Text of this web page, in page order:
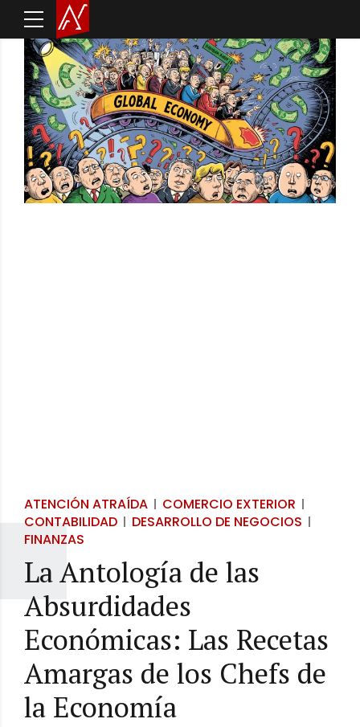
ATENCIÓN ATRAÍDA
COMERCIO EXTERIOR
CONTABILIDAD
DESARROLLO DE NEGOCIOS
FINANZAS
La Antología de las
Absurdidades
Económicas: Las Recetas
Amargas de los Chefs de
la Economía